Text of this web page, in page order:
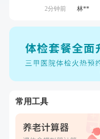
2分钟前
林**
6分钟前
毛**
6分钟前
周
常用工具